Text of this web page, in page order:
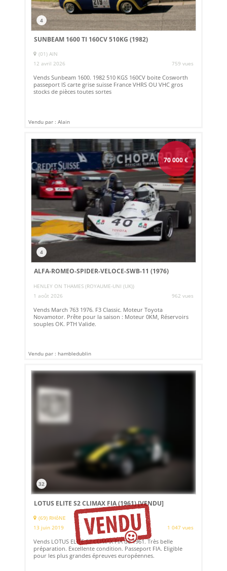
4
SUNBEAM 1600 TI 160CV 510KG (1982)
(01) AIN
12 avril 2026
759 vues
Vends Sunbeam 1600. 1982 510 KGS 160CV boite Cosworth
passeport IS carte grise suisse France VHRS OU VHC gros
stocks de pièces toutes sortes
Vendu par : Alain
70 000€
4
ALFA-ROMEO-SPIDER-VELOCE-SWB-11 (1976)
HENLEY ON THAMES (ROYAUME-UNI (UK))
1 août 2026
962 vues
Vends March 763 1976. F3 Classic. Moteur Toyota
Novamotor. Prête pour la saison : Moteur 0KM, Réservoirs
souples OK. PTH Valide.
Vendu par : hambledublin
32
LOTUS ELITE S2 CLIMAX FIA (1961)[VENDU]
(69) RHôNE
13 juin 2019
1 047 vues
Vends LOTUS ELITE S2 CLIMAX FIA de 1961. Très belle
préparation. Excellente condition. Passeport FIA. Eligible
pour les plus grandes épreuves européennes.